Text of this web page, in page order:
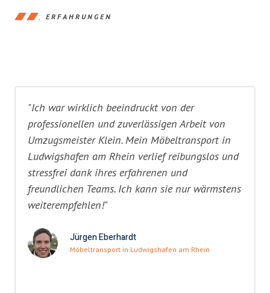
ERFAHRUNGEN
"Ich war wirklich beeindruckt von der
professionellen und zuverlässigen Arbeit von
Umzugsmeister Klein. Mein Möbeltransport in
Ludwigshafen am Rhein verlief reibungslos und
stressfrei dank ihres erfahrenen und
freundlichen Teams. Ich kann sie nur wärmstens
weiterempfehlen!"
Jürgen Eberhardt
Möbeltransport in Ludwigshafen am Rhein